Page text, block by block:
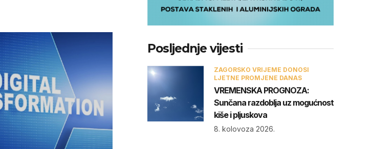
Posljednje vijesti
ZAGORSKO VRIJEME DONOSI
LJETNE PROMJENE DANAS
VREMENSKA PROGNOZA:
Sunčana razdoblja uz mogućnost
kiše i pljuskova
8. kolovoza 2026.